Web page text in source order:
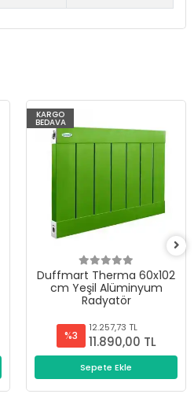
KARGO
BEDAVA
Duffmart Therma 60x102
cm Yeşil Alüminyum
Radyatör
%3
12.257,73 TL
11.890,00 TL
Sepete Ekle